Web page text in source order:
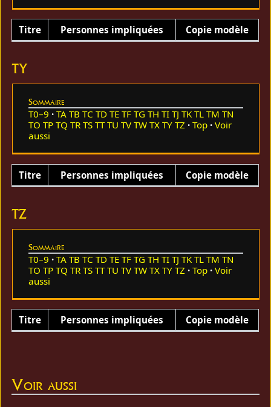
Titre Personnes impliquées Copie modèle
TY
Sommaire
T0–9 TA TB TC TD TE TF TG TH TI TJ TK TL TM TN
TO TP TQ TR TS TT TU TV TW TX TY TZ Top
Voir
aussi
Titre Personnes impliquées Copie modèle
TZ
Sommaire
T0–9 TA TB TC TD TE TF TG TH TI TJ TK TL TM TN
TO TP TQ TR TS TT TU TV TW TX TY TZ Top
Voir
aussi
Titre Personnes impliquées Copie modèle
Voir aussi